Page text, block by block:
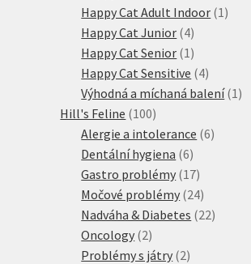
produktů
Happy Cat Adult Indoor 1 1
Happy Cat Junior 44
produkty
Happy Cat Senior 1 1
produkt
Happy Cat Sensitive 44
produkty
Výhodná a míchaná balení 1 1
Hill's Feline 100100
produktů
Alergie a intolerance 66
Dentální hygiena 66
produktů
Gastro problémy 1717
produktů
Močové problémy 2424
produktů
Nadváha & Diabetes 2222
Oncology 22
produkty
Problémy s játry 22